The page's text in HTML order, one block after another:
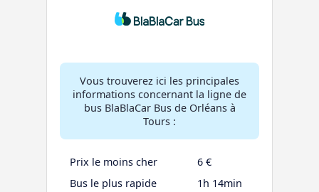
Vous trouverez ici les principales
informations concernant la ligne de
bus BlaBlaCar Bus de Orléans à
Tours :
Prix le moins cher
6 €
Bus le plus rapide
1h 14min